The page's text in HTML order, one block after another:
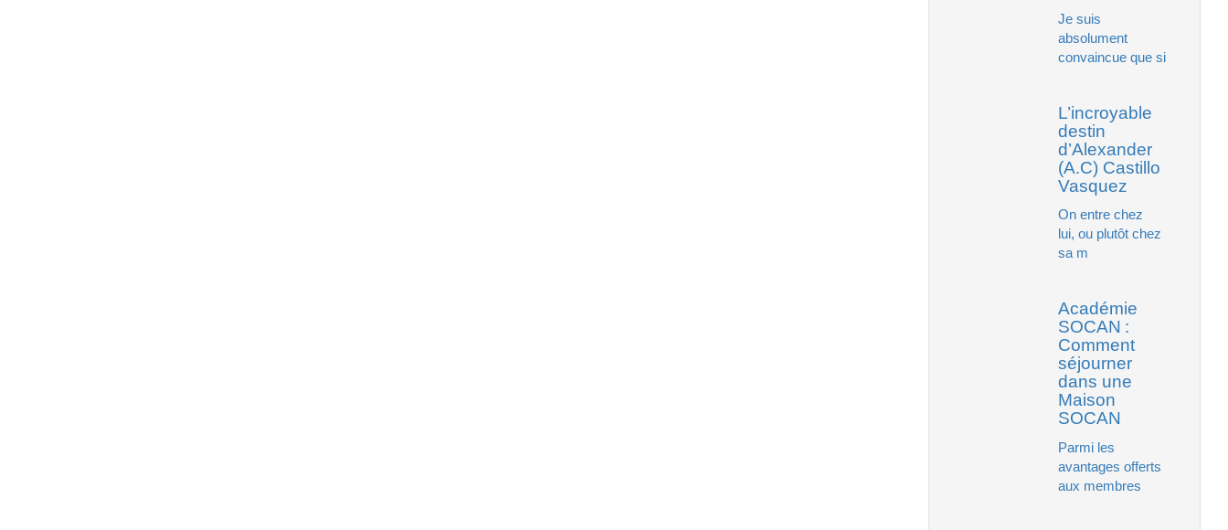
Je suis
absolument
convaincue que si
L’incroyable
destin
d’Alexander
(A.C) Castillo
Vasquez
On entre chez
lui, ou plutôt chez
sa m
Académie
SOCAN :
Comment
séjourner
dans une
Maison
SOCAN
Parmi les
avantages offerts
aux membres